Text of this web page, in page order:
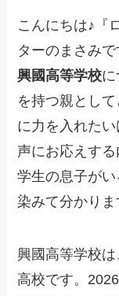
こんにちは♪『
ターのまさみ
興國高等学校
を持つ親とし
に力を入れた
声にお応えす
学生の息子が
染みて分かりま
興國高等学校
高校です。